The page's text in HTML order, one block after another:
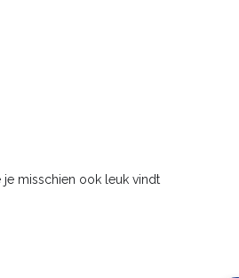
je misschien ook leuk vindt